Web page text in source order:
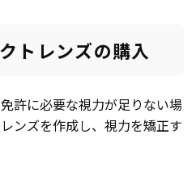
トレンズの購入
許に必要な視力が足りない場
ンズを作成し、視力を矯正す